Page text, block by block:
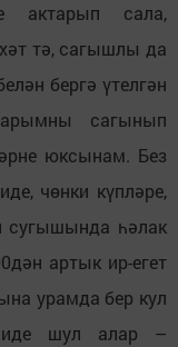
актарып сала,
тә, сагышлы да
бергә үтелгән
сагынып
юксынам. Без
чөнки күпләре,
сугышында һәлак
артык ир-егет
урамда бер кул
иде шул алар –